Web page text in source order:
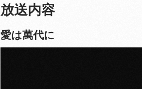
放送内容
愛は萬代に